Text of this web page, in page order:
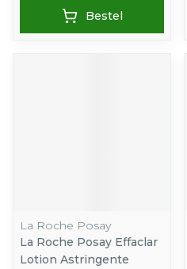
Bestel
La Roche Posay
La Roche Posay Effaclar
Lotion Astringente